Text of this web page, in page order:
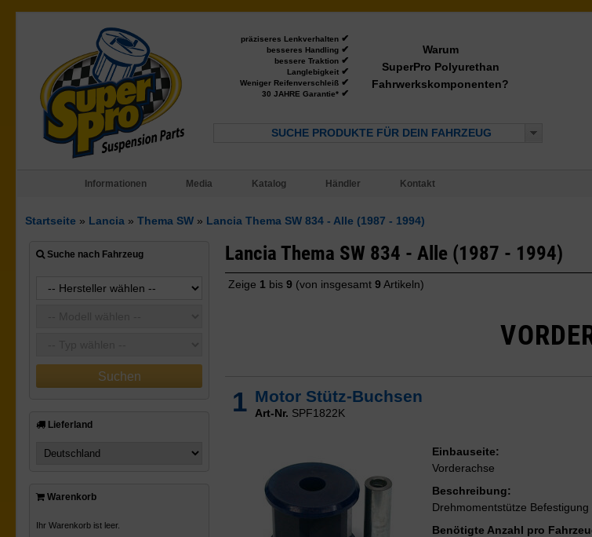
präziseres Lenkverhalten ✔
besseres Handling ✔
bessere Traktion ✔
Langlebigkeit ✔
Weniger Reifenverschleiß ✔
30 JAHRE Garantie* ✔
Warum
SuperPro Polyurethan
Fahrwerkskomponenten?
SUCHE PRODUKTE FÜR DEIN FAHRZEUG
Informationen Media Katalog Händler Kontakt
Startseite » Lancia » Thema SW » Lancia Thema SW 834 - Alle (1987 - 1994)
Suche nach Fahrzeug
Lieferland
Warenkorb
Ihr Warenkorb ist leer.
Lancia Thema SW 834 - Alle (1987 - 1994)
Zeige 1 bis 9 (von insgesamt 9 Artikeln)
1 Motor Stütz-Buchsen
Art-Nr. SPF1822K
Einbauseite:
Vorderachse
Beschreibung:
Drehmomentstütze
Benötigte Anzahl pro